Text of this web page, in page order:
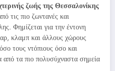
ζωής της Θεσσαλονίκης
τις πιο ζωντανές και
Φημίζεται για την έντονη
κλαμπ και άλλους χώρους
τους ντόπιους όσο και
από τα πιο πολυσύχναστα σημεία